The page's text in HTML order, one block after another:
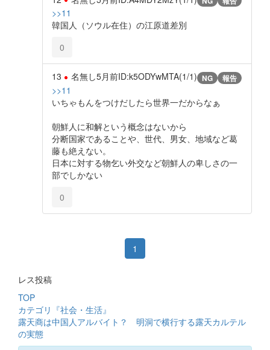
>>11
韓国人（ソウル在住）の江原道差別
0
13 名無し5月前ID:k5ODYwMTA(1/1) NG 報告
>>11
いちゃもんをつけだしたら世界一だからなぁ
朝鮮人に和解という概念はないから
分断国家であることや、世代、男女、地域など葛
藤も絶えない。
日本に対する物乞い外交など朝鮮人の卑しさの一
部でしかない
0
1
レス投稿
TOP
カテゴリ『社会・生活』
露天商は中国人アルバイト？ 明洞で横行する露天カルテル
の実態